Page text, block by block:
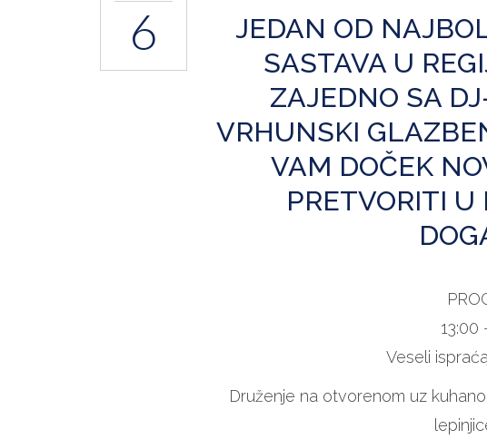
6
JEDAN OD
SASTAVA U
ZAJEDNO SA
VRHUNSKI
VAM DOČEK
PRETVORITI
13:00
Veseli
Druženje na otvorenom uz